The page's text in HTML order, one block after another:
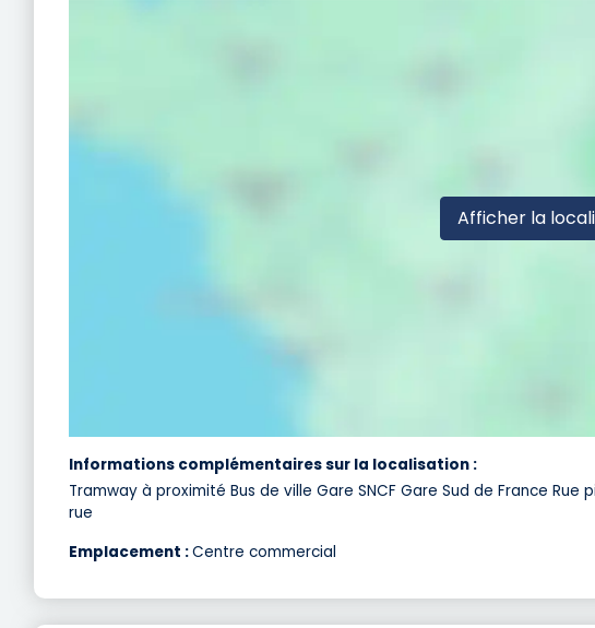
Afficher la
Informations complémentaires sur la localisation :
Tramway à proximité Bus de ville Gare SNCF Gare Sud de France
rue
Emplacement :Centre commercial